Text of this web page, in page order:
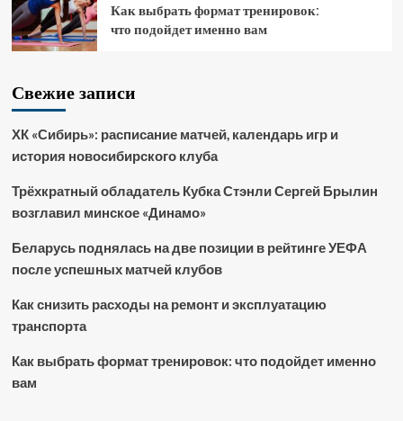
Как выбрать формат тренировок:
что подойдет именно вам
Свежие записи
ХК «Сибирь»: расписание матчей, календарь игр и
история новосибирского клуба
Трёхкратный обладатель Кубка Стэнли Сергей Брылин
возглавил минское «Динамо»
Беларусь поднялась на две позиции в рейтинге УЕФА
после успешных матчей клубов
Как снизить расходы на ремонт и эксплуатацию
транспорта
Как выбрать формат тренировок: что подойдет именно
вам